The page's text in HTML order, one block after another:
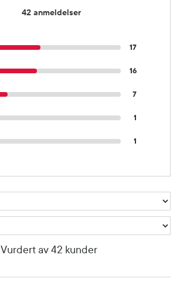
42 anmeldelser
17
16
7
1
1
Vurdert av 42 kunder